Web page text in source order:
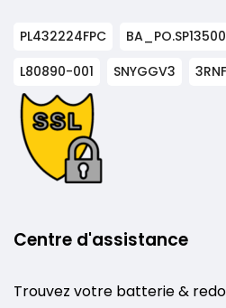
PL432224FPC BA_PO.SP13500
L80890-001
SNYGGV3
Centre d'assistance
Trouvez votre batterie &